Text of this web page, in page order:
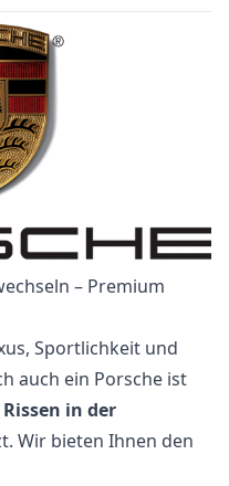
– Premium
Sportlichkeit und
auch ein Porsche ist
Rissen in der
Wir bieten Ihnen den